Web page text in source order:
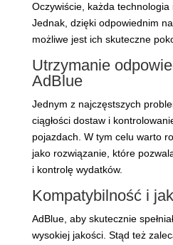
Oczywiście, każda technologia
Jednak, dzięki odpowiednim
możliwe jest ich skuteczne
Utrzymanie
AdBlue
Jednym z najczęstszych
ciągłości dostaw i
pojazdach. W tym celu warto
jako rozwiązanie, które
i kontrolę wydatków.
Kompatybilność i
AdBlue, aby skutecznie
wysokiej jakości. Stąd też